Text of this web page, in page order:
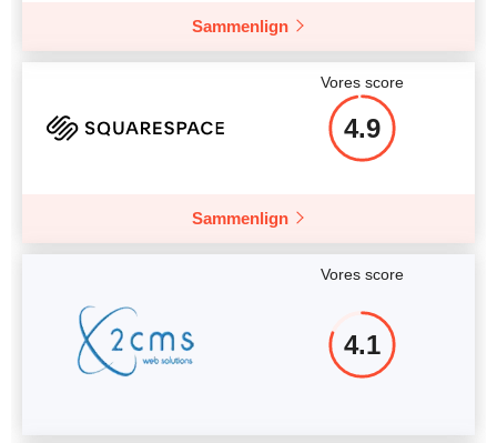
Sammenlign
Vores score
4.9
Sammenlign
Vores score
4.1